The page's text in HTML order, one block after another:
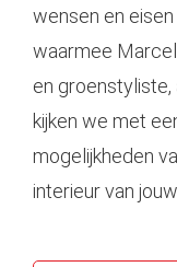
wensen en
waarmee
en groenstyliste,
kijken we met
mogelijkheden
interieur van